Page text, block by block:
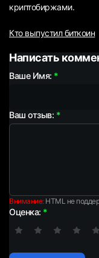
криптобиржами.
Кто выпустил биткоин
Написать
Ваше Имя:
Ваш отзыв:
Внимание:HTML не
Оценка: